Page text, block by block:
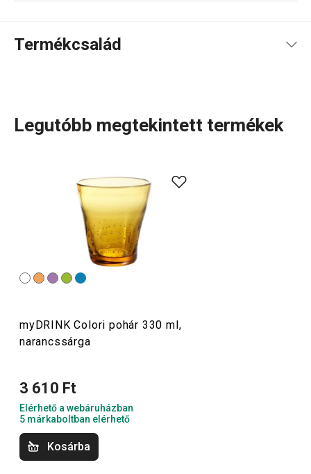
Termékcsalád
jégkockaformák, továbbászódagép
A myDRINK termékcsaládban mindent megtalálsz, amire
az italok tálalásához szükséged lehet. Az alkoholos és
alkoholmentes italokhoz készült poharaink időtálló
megjelenéssel és egyedi dizájnnal rendelkeznek.
Legutóbb megtekintett termékek
myDRINK Colori pohár 330 ml,
narancssárga
3 610 Ft
Elérhető a webáruházban
5 márkaboltban elérhető
Kosárba